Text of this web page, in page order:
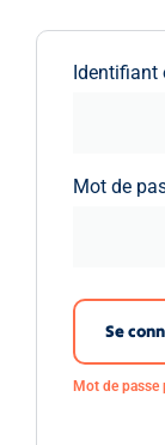
Identifiant
Mot de
Se
Mot de passe